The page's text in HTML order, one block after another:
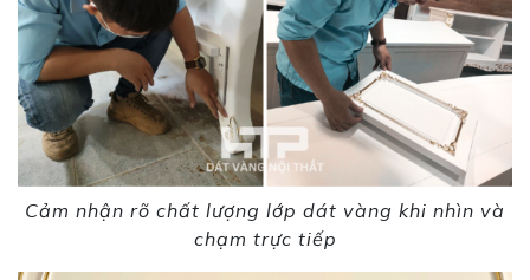
Cảm nhận rõ chất lượng lớp dát vàng khi nhìn và
chạm trực tiếp